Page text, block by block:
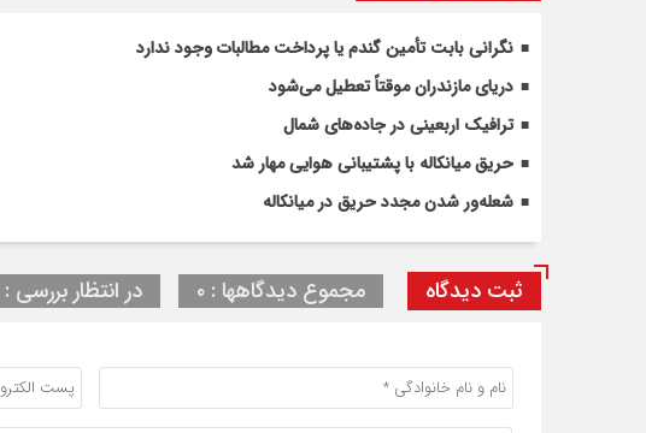
نگرانی بابت تأمین گندم یا پرداخت مطالبات وجود ندارد
دریای مازندران موقتاً تعطیل می‌شود
ترافیک اربعینی در جاده‌های شمال
حریق میانکاله با پشتیبانی هوایی مهار شد
شعله‌ور شدن مجدد حریق در میانکاله
ثبت دیدگاه مجموع دیدگاهها : ۰ در انتظار بررسی : ۰